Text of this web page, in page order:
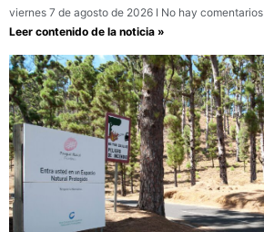
viernes 7 de agosto de 2026
No hay comentarios
Leer contenido de la noticia »